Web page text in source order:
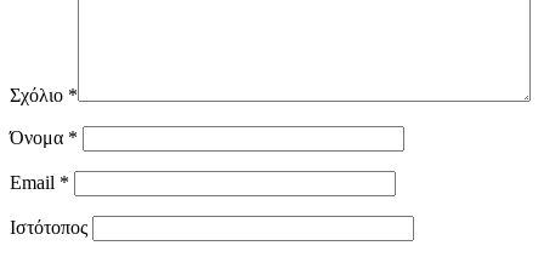
Σχόλιο *
Όνομα *
Email *
Ιστότοπος